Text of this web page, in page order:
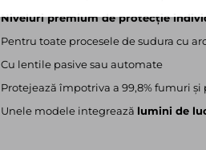
Niveluri premium de protecție
Pentru toate procesele de sudura cu
Cu lentile pasive sau automate
Protejează împotriva a 99,8% fumuri
Unele modele integrează lumini de